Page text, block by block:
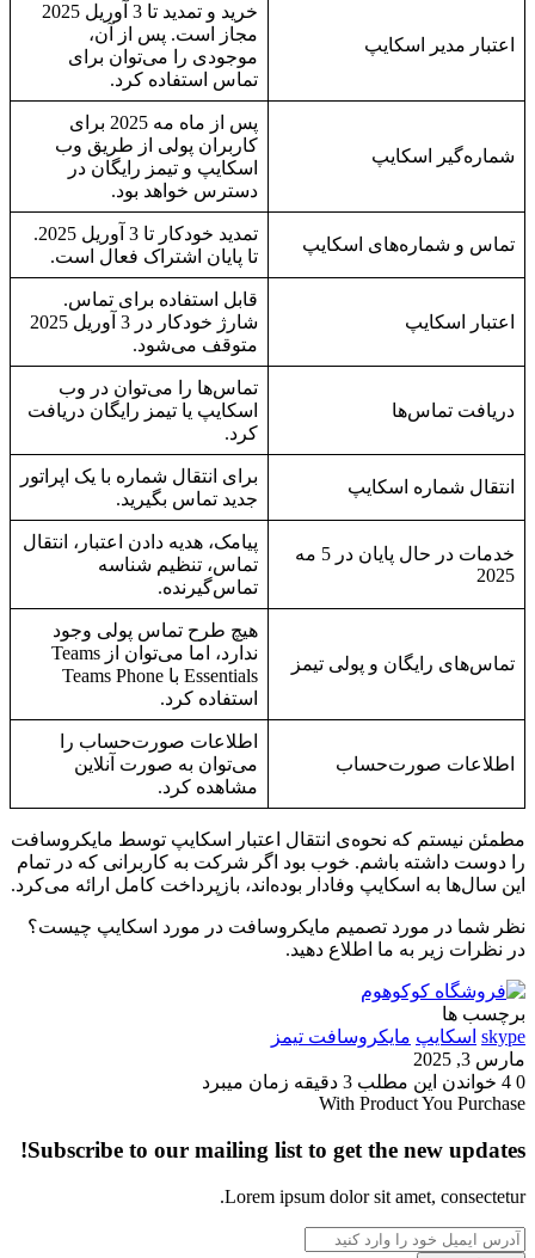
اعتبار مدیر اسکایپ
خرید و تمدید تا 3 آوریل 2025
مجاز است. پس از آن،
موجودی را می‌توان برای
تماس استفاده کرد.
شماره‌گیر اسکایپ
پس از ماه مه 2025 برای
کاربران پولی از طریق وب
اسکایپ و تیمز رایگان در
دسترس خواهد بود.
تماس و شماره‌های اسکایپ
تمدید خودکار تا 3 آوریل 2025.
تا پایان اشتراک فعال است.
اعتبار اسکایپ
قابل استفاده برای تماس.
شارژ خودکار در 3 آوریل 2025
متوقف می‌شود.
دریافت تماس‌ها
تماس‌ها را می‌توان در وب
اسکایپ یا تیمز رایگان دریافت
کرد.
انتقال شماره اسکایپ
برای انتقال شماره با یک اپراتور
جدید تماس بگیرید.
خدمات در حال پایان در 5 مه
2025
پیامک، هدیه دادن اعتبار، انتقال
تماس، تنظیم شناسه
تماس‌گیرنده.
تماس‌های رایگان و پولی تیمز
هیچ طرح تماس پولی وجود
ندارد، اما می‌توان از Teams
Essentials با Teams Phone
استفاده کرد.
اطلاعات صورت‌حساب
اطلاعات صورت‌حساب را
می‌توان به صورت آنلاین
مشاهده کرد.
مطمئن نیستم که نحوه‌ی انتقال اعتبار اسکایپ توسط مایکروسافت
را دوست داشته باشم. خوب بود اگر شرکت به کاربرانی که در تمام
این سال‌ها به اسکایپ وفادار بوده‌اند، بازپرداخت کامل ارائه می‌کرد.
نظر شما در مورد تصمیم مایکروسافت در مورد اسکایپ چیست؟
در نظرات زیر به ما اطلاع دهید.
برچسب ها
skype اسکایپ مایکروسافت تیمز
مارس 3, 2025
0
خواندن این مطلب 3 دقیقه زمان میبرد
With Product You Purchase
Subscribe to our mailing list to get the new updates!
Lorem ipsum dolor sit amet, consectetur.
آدرس